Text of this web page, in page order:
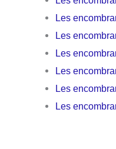
Les
Les
Les
Les
Les
Les